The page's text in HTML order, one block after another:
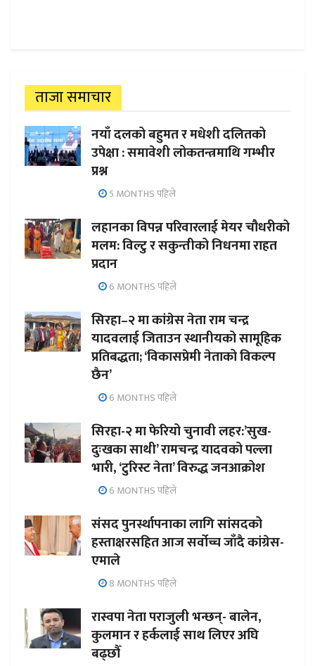
ताजा समाचार
नयाँ दलको बहुमत र मधेशी दलितको
उपेक्षा : समावेशी लोकतन्त्रमाथि गम्भीर
प्रश्न
5 MONTHS पहिले
लहानका विपन्न परिवारलाई मेयर चौधरीको
मलम: विल्टु र सकुन्तीको निधनमा राहत
प्रदान
6 MONTHS पहिले
सिरहा–२ मा कांग्रेस नेता राम चन्द्र
यादवलाई जिताउन स्थानीयको सामूहिक
प्रतिबद्धता; ‘विकासप्रेमी नेताको विकल्प
छैन’
6 MONTHS पहिले
सिरहा-२ मा फेरियो चुनावी लहर:’सुख-
दुःखका साथी’ रामचन्द्र यादवको पल्ला
भारी, ‘टुरिस्ट नेता’ विरुद्ध जनआक्रोश
6 MONTHS पहिले
संसद पुनर्स्थापनाका लागि सांसदको
हस्ताक्षरसहित आज सर्वोच्च जाँदै कांग्रेस-
एमाले
8 MONTHS पहिले
रास्वपा नेता पराजुली भन्छन्- बालेन,
कुलमान र हर्कलाई साथ लिएर अघि
बढ्छौँ